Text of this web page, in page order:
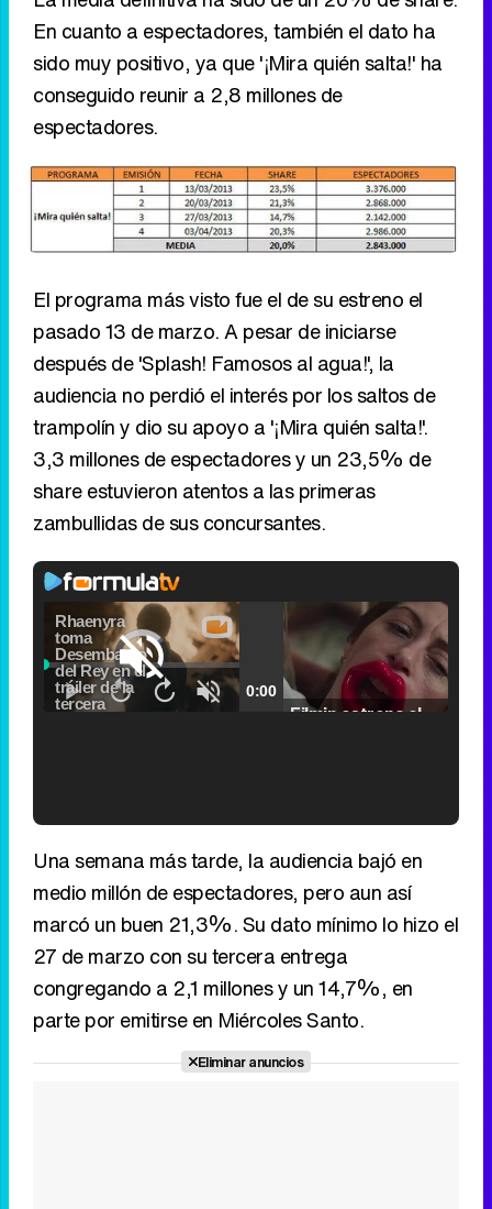
En cuanto a espectadores, también el dato ha
sido muy positivo, ya que '¡Mira quién salta!' ha
conseguido reunir a 2,8 millones de
espectadores.
El programa más visto fue el de su estreno el
pasado 13 de marzo. A pesar de iniciarse
después de 'Splash! Famosos al agua!', la
audiencia no perdió el interés por los saltos de
trampolín y dio su apoyo a '¡Mira quién salta!'.
3,3 millones de espectadores y un 23,5% de
share estuvieron atentos a las primeras
zambullidas de sus concursantes.
Video
Player
is
loading.
Pause
Seek
back
Seek
Unmute Current
0:00 / Duration
2:24
Loaded:
0.00%
Remaining
2:24
Picture-
in-
Una semana más tarde, la audiencia bajó en
medio millón de espectadores, pero aun así
marcó un buen 21,3%. Su dato mínimo lo hizo el
27 de marzo con su tercera entrega
congregando a 2,1 millones y un 14,7%, en
parte por emitirse en Miércoles Santo.
Eliminar anuncios